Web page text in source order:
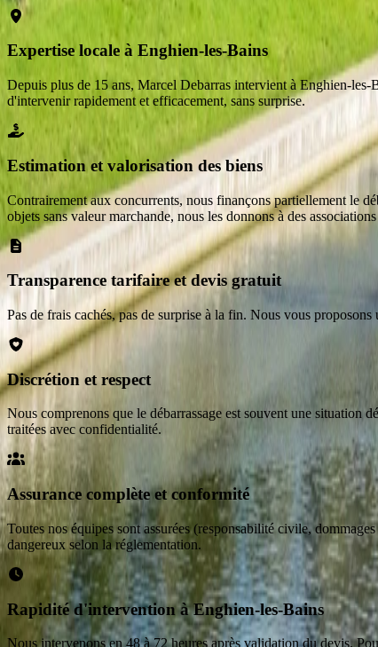
Expertise locale à Enghien-les-Bains
Depuis plus de 15 ans, Marcel Debarras intervient à Enghien-les-
d'intervenir rapidement et efficacement, sans surprise.
Estimation et valorisation des biens
Contrairement aux concurrents, nous finançons partiellement le
objets sans valeur marchande, nous les donnons à des
Transparence tarifaire et devis gratuit
Pas de frais cachés, pas de surprise à la fin. Nous vous
Discrétion et respect
Nous comprenons que le débarrassage est souvent une situation
traitées avec confidentialité.
Assurance complète et conformité
Toutes nos équipes sont assurées (responsabilité civile,
dangereux selon la réglementation.
Rapidité d'intervention à Enghien-les-Bains
Nous intervenons en 48 à 72 heures après validation du devis.